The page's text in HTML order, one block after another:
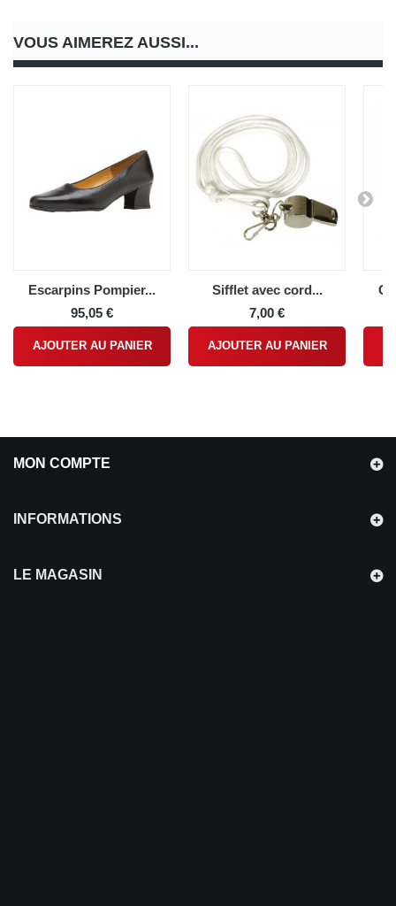
VOUS AIMEREZ AUSSI...
Escarpins Pompier...
95,05 €
AJOUTER AU PANIER
Sifflet avec cord...
7,00 €
AJOUTER AU PANIER
MON COMPTE
INFORMATIONS
LE MAGASIN